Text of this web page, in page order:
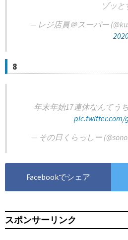
ゾッと
— レジ店員＠スーパー
8
年末年始17連休なんてう
pic.twitter.com/
— その日くらっしー
Facebookでシェア
スポンサーリンク